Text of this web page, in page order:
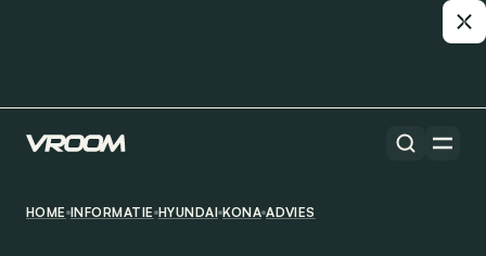
HOME INFORMATIE HYUNDAI KONA ADVIES